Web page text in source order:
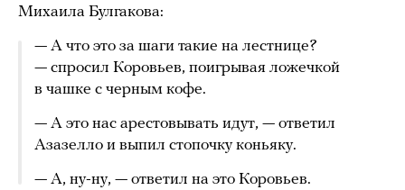
Михаила Булгакова:
— А что это за шаги такие на лестнице?
— спросил Коровьев, поигрывая ложечкой
в чашке с черным кофе.
— А это нас арестовывать идут, — ответил
Азазелло и выпил стопочку коньяку.
— А, ну-ну, — ответил на это Коровьев.